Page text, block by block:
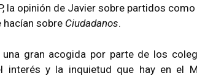
la opinión de Javier sobre partidos como
hacían sobre Ciudadanos.
gran acogida por parte de los
interés y la inquietud que hay en el